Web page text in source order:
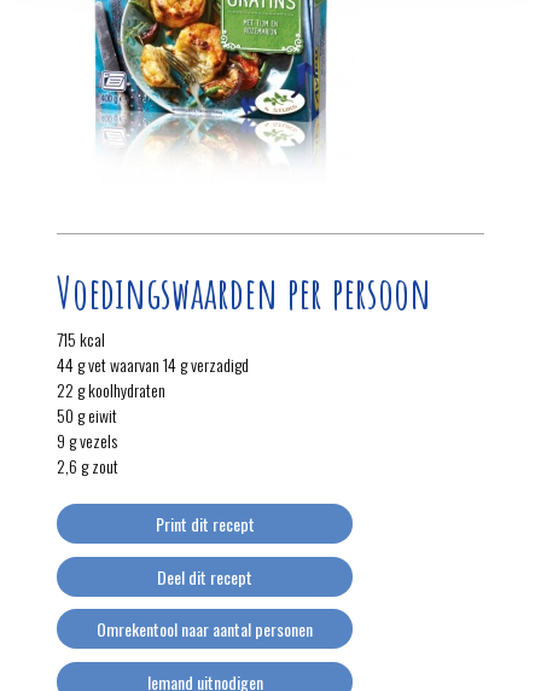
Voedingswaarden per persoon
715 kcal
44 g vet waarvan 14 g verzadigd
22 g koolhydraten
50 g eiwit
9 g vezels
2,6 g zout
Print dit recept
Deel dit recept
Omrekentool naar aantal personen
Iemand uitnodigen